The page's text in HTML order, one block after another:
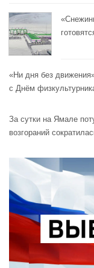
«Ни дня без
с Днём
За сутки на Ямале
возгораний